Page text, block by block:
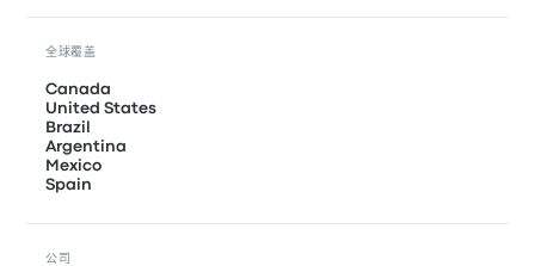
全球覆盖
Canada
United States
Brazil
Argentina
Mexico
Spain
公司